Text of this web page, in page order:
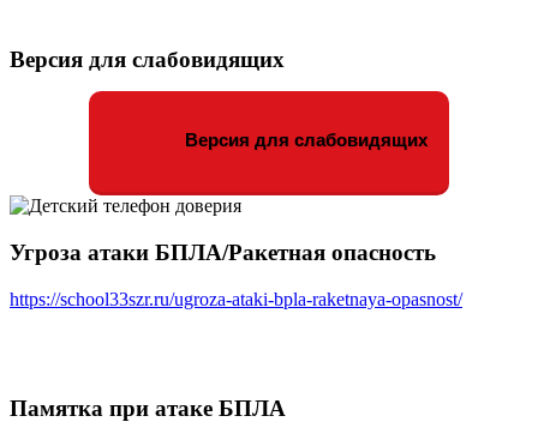
Версия для слабовидящих
Версия для слабовидящих
Угроза атаки БПЛА/Ракетная опасность
https://school33szr.ru/ugroza-ataki-bpla-raketnaya-opasnost/
Памятка при атаке БПЛА